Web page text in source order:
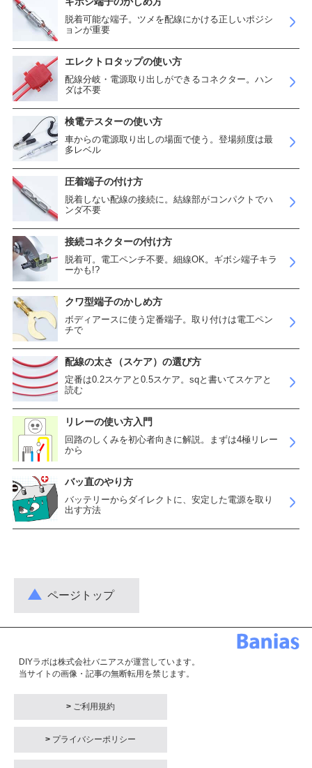
脱着可能な端子。ツメを配線にかける正しいポジシ
ョンが重要
エレクトロタップの使い方
配線分岐・電源取り出しができるコネクター。ハン
ダは不要
検電テスターの使い方
車からの電源取り出しの場面で使う。登場頻度は最
多レベル
圧着端子の付け方
脱着しない配線の接続に。結線部がコンパクトでハ
ンダ不要
接続コネクターの付け方
脱着可。電工ペンチ不要。細線OK。ギボシ端子キラ
ーかも!?
クワ型端子のかしめ方
ボディアースに使う定番端子。取り付けは電工ペン
チで
配線の太さ（スケア）の選び方
定番は0.2スケアと0.5スケア。sqと書いてスケアと
読む
リレーの使い方入門
回路のしくみを初心者向きに解説。まずは4極リレー
から
バッ直のやり方
バッテリーからダイレクトに、安定した電源を取り
出す方法
ページトップ
DIYラボは株式会社バニアスが運営しています。
当サイトの画像・記事の無断転用を禁じます。
> ご利用規約
> プライバシーポリシー